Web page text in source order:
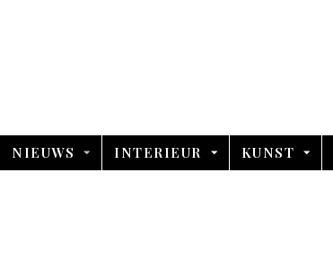
NIEUWS INTERIEUR KUNST